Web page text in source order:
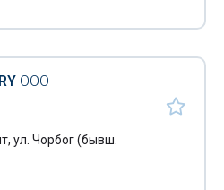
ООО
ул. Чорбог (бывш.